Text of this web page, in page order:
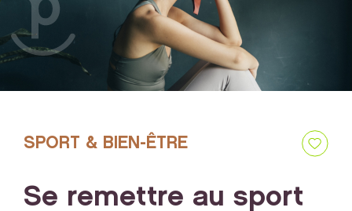
SPORT & BIEN-ÊTRE
Se remettre au sport